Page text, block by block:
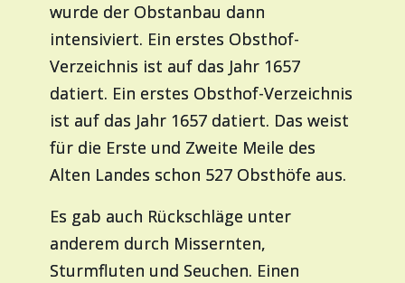
wurde der Obstanbau dann
intensiviert. Ein erstes Obsthof-
Verzeichnis ist auf das Jahr 1657
datiert. Ein erstes Obsthof-Verzeichnis
ist auf das Jahr 1657 datiert. Das weist
für die Erste und Zweite Meile des
Alten Landes schon 527 Obsthöfe aus.
Es gab auch Rückschläge unter
anderem durch Missernten,
Sturmfluten und Seuchen. Einen